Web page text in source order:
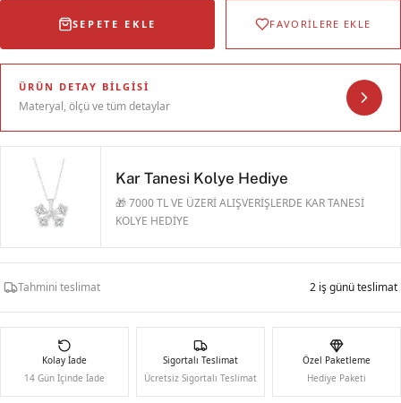
SEPETE EKLE FAVORİLERE EKLE
ÜRÜN DETAY BILGISI
Materyal, ölçü ve tüm detaylar
Kar Tanesi Kolye Hediye
🎁 7000 TL VE ÜZERİ ALIŞVERİŞLERDE KAR TANESİ
KOLYE HEDİYE
Tahmini teslimat 2 iş günü teslimat
Kolay İade
14 Gün İçinde İade
Sigortalı Teslimat
Ücretsiz Sigortalı Teslimat
Özel Paketleme
Hediye Paketi